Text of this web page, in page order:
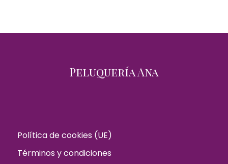
Peluquería Ana
Política de cookies (UE)
Términos y condiciones